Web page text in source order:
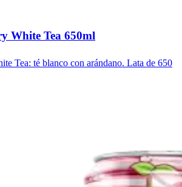
White Tea 650ml
Tea: té blanco con arándano. Lata de 650